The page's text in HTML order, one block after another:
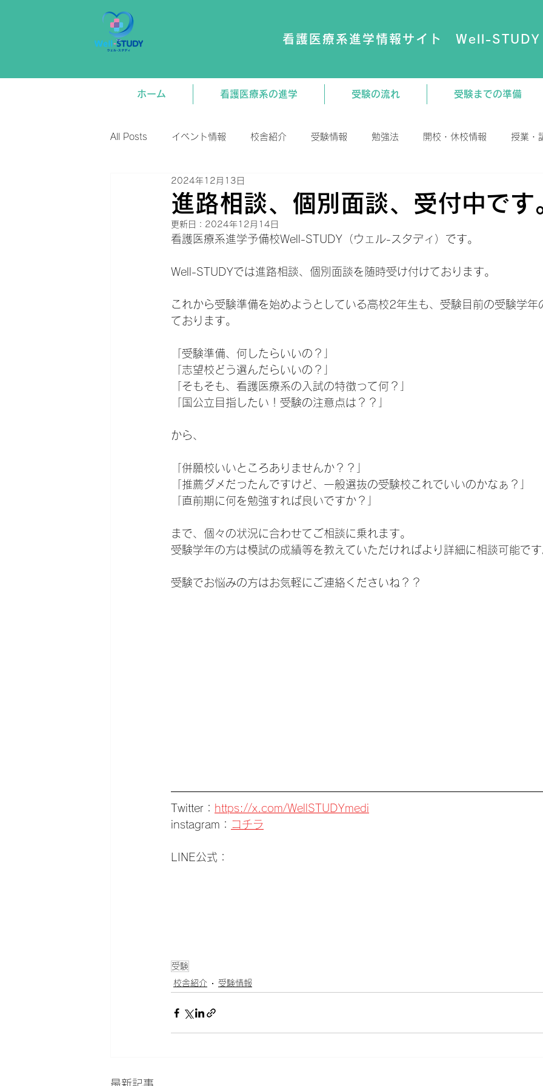
看護医療系進学情報サイト Well-STUDY
ホーム 看護医療系の進学 受験の流れ 受験までの準備
All Posts イベント情報 校舎紹介 受験情報 勉強法 開校・休校情報 授業・
将来関連
進路相談、個別面談、受付中です
2024年12月13日
更新日： 2024年12月14日
看護医療系進学予備校Well-STUDY（ウェル-スタディ）です。
Well-STUDYでは進路相談、個別面談を随時受け付けております。
これから受験準備を始めようとしている高校2年生も、受験目前の受験学年
ております。
「受験準備、何したらいいの？」
「志望校どう選んだらいいの？」
「そもそも、看護医療系の入試の特徴って何？」
「国公立目指したい！受験の注意点は？？」
から、
「併願校いいところありませんか？？」
「推薦ダメだったんですけど、一般選抜の受験校これでいいのかなぁ？」
「直前期に何を勉強すれば良いですか？」
まで、個々の状況に合わせてご相談に乗れます。
受験学年の方は模試の成績等を教えていただければより詳細に相談可能で
受験でお悩みの方はお気軽にご連絡くださいね？？
Twitter： https://x.com/WellSTUDYmedi
instagram： コチラ
LINE公式：
受験
校舎紹介
受験情報